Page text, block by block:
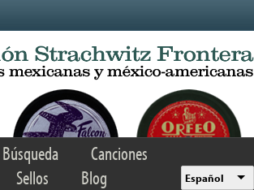
Búsqueda
Canciones
Sellos Blog Español